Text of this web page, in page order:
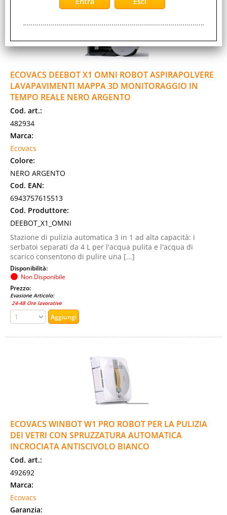
ECOVACS DEEBOT X1 OMNI ROBOT ASPIRAPOLVERE
LAVAPAVIMENTI MAPPA 3D MONITORAGGIO IN
TEMPO REALE NERO ARGENTO
Cod. art.:
482934
Marca:
Ecovacs
Colore:
NERO ARGENTO
Cod. EAN:
6943757615513
Cod. Produttore:
DEEBOT_X1_OMNI
Stazione di pulizia automatica 3 in 1 ad alta capacità: i
serbatoi separati da 4 L per l'acqua pulita e l'acqua di
scarico consentono di pulire una [...]
Disponibilità:
Non Disponibile
Prezzo:
Evasione Articolo:
24-48 Ore lavorative
ECOVACS WINBOT W1 PRO ROBOT PER LA PULIZIA
DEI VETRI CON SPRUZZATURA AUTOMATICA
INCROCIATA ANTISCIVOLO BIANCO
Cod. art.:
492692
Marca:
Ecovacs
Garanzia: